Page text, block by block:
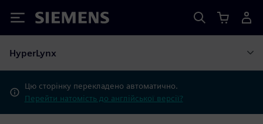
Siemens
HyperLynx
Цю сторінку перекладено автоматично.
Перейти натомість до англійської версії?